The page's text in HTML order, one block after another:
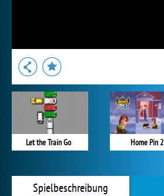
Let the Train Go Home Pin 2
Spielbeschreibung